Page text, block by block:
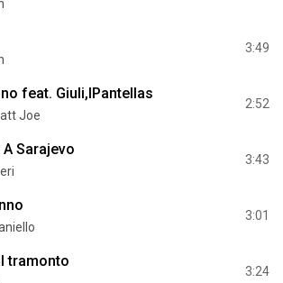
3:49
feat. Giuli,IPantellas
Joe
2:52
Sarajevo
3:43
3:01
tramonto
3:24